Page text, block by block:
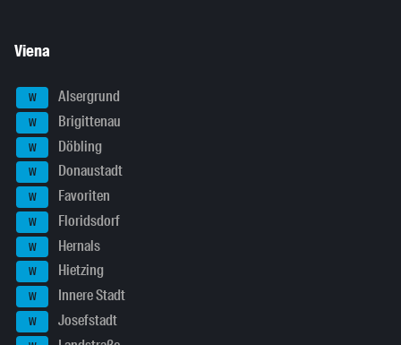
Viena
W Alsergrund
W Brigittenau
W Döbling
W Donaustadt
W Favoriten
W Floridsdorf
W Hernals
W Hietzing
W Innere Stadt
W Josefstadt